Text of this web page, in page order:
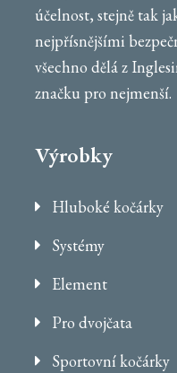
účelnost, stejně tak
nejpřísnějšími
všechno dělá z
značku pro nejmenší.
Výrobky
Hluboké kočárky
Systémy
Element
Pro dvojčata
Sportovní kočárky